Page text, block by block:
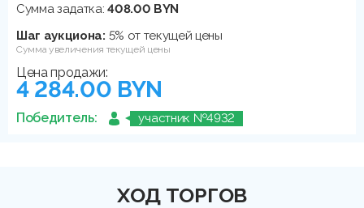
Сумма задатка:408.00 BYN
Шаг аукциона: 5% от текущей цены
Сумма увеличения текущей цены
Цена продажи:
4 284.00 BYN
Победитель: участник №4932
ХОД ТОРГОВ